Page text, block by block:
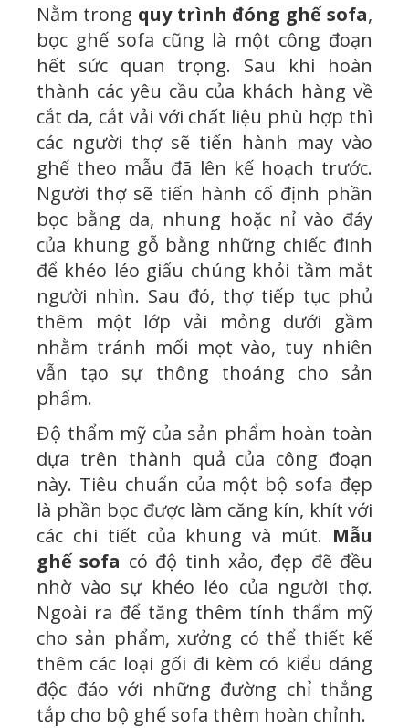
Nằm trong quy trình đóng ghế sofa,
bọc ghế sofa cũng là một công đoạn
hết sức quan trọng. Sau khi hoàn
thành các yêu cầu của khách hàng về
cắt da, cắt vải với chất liệu phù hợp thì
các người thợ sẽ tiến hành may vào
ghế theo mẫu đã lên kế hoạch trước.
Người thợ sẽ tiến hành cố định phần
bọc bằng da, nhung hoặc nỉ vào đáy
của khung gỗ bằng những chiếc đinh
để khéo léo giấu chúng khỏi tầm mắt
người nhìn. Sau đó, thợ tiếp tục phủ
thêm một lớp vải mỏng dưới gầm
nhằm tránh mối mọt vào, tuy nhiên
vẫn tạo sự thông thoáng cho sản
phẩm.
Độ thẩm mỹ của sản phẩm hoàn toàn
dựa trên thành quả của công đoạn
này. Tiêu chuẩn của một bộ sofa đẹp
là phần bọc được làm căng kín, khít với
các chi tiết của khung và mút. Mẫu
ghế sofa có độ tinh xảo, đẹp đẽ đều
nhờ vào sự khéo léo của người thợ.
Ngoài ra để tăng thêm tính thẩm mỹ
cho sản phẩm, xưởng có thể thiết kế
thêm các loại gối đi kèm có kiểu dáng
độc đáo với những đường chỉ thẳng
tắp cho bộ ghế sofa thêm hoàn chỉnh.